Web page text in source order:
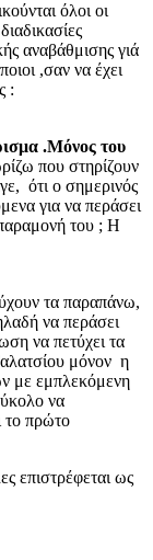
όλοι οι
αναβάθμισης γιά
,σαν να έχει
:
.Μόνος του
που στηρίζουν
ότι ο σημερινός
για να περάσει
του ; Η
:
τα παραπάνω,
να περάσει
να πετύχει τα
μόνον η
με εμπλεκόμενη
να
το πρώτο
επιστρέφεται ως